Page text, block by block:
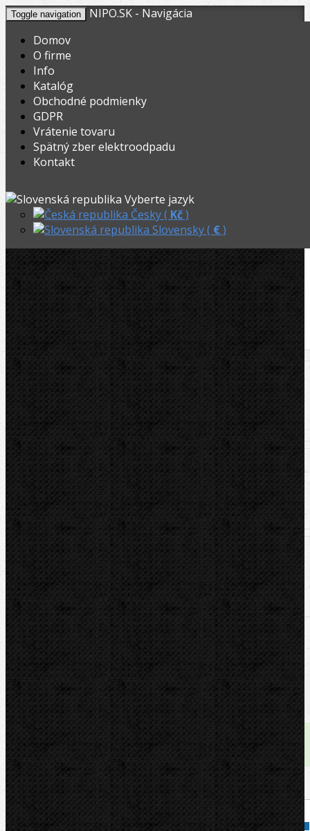
Toggle navigation
NIPO.SK - Navigácia
Domov
O firme
Info
Katalóg
Obchodné podmienky
GDPR
Vrátenie tovaru
Spätný zber elektroodpadu
Kontakt
Vyberte jazyk
Česky ( Kč)
Slovensky ( €)
V nákupnom košíku máte
Celkom: 0,00
Registrovať Prihlásiť
NIPO.CZ
Knipex TwinKey-multifunkční klíč
Knipex TwinKey-multifunkčný kľúč
U nás zaplatíte
29,90€
U nás zaplatíte s DPH
36,78 €
Dostupnosť:
skladom
Množstvo: